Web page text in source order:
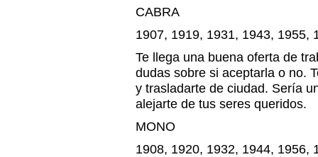
CABRA
1907, 1919, 1931, 1943, 1955,
Te llega una buena oferta de
dudas sobre si aceptarla o no.
y trasladarte de ciudad. Sería
alejarte de tus seres queridos.
MONO
1908, 1920, 1932, 1944, 1956,